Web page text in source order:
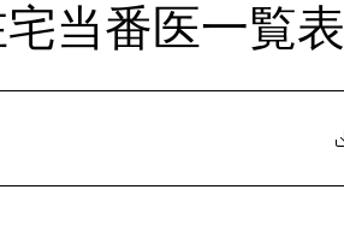
当番医一覧表